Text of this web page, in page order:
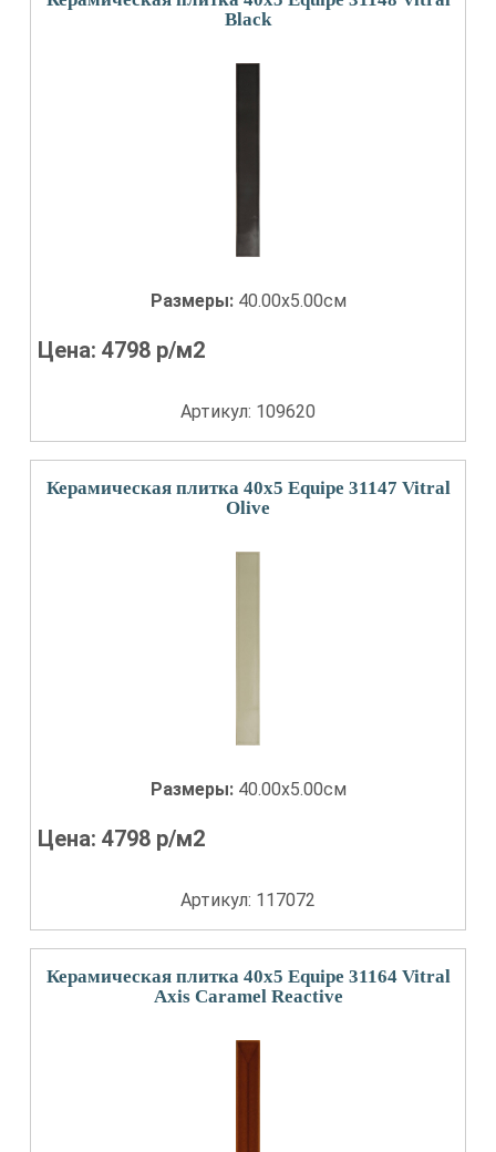
Black
Размеры: 40.00x5.00см
Цена:4798 р/м2
Артикул: 109620
Керамическая плитка 40x5 Equipe 31147 Vitral
Olive
Размеры: 40.00x5.00см
Цена:4798 р/м2
Артикул: 117072
Керамическая плитка 40x5 Equipe 31164 Vitral
Axis Caramel Reactive